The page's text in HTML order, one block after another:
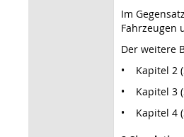
Im
Fahrzeugen
Der weitere
• Kapitel 2
• Kapitel 3
• Kapitel 4